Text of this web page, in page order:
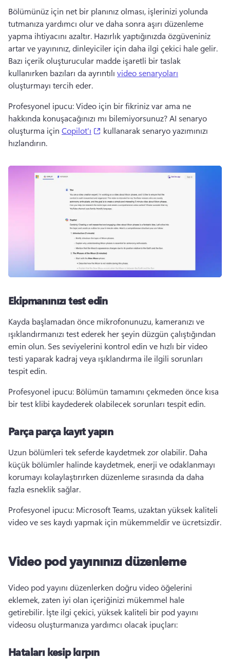
Bölümünüz için net bir planınız olması, işlerinizi yolunda
tutmanıza yardımcı olur ve daha sonra aşırı düzenleme
yapma ihtiyacını azaltır. Hazırlık yaptığınızda özgüveniniz
Bazı içerik oluşturucular madde işaretli bir taslak
kullanırken bazıları da ayrıntılı video senaryoları
oluşturmayı tercih eder.
Profesyonel ipucu: Video için bir fikriniz var ama ne
hakkında konuşacağınızı mı bilemiyorsunuz? AI senaryo
oluşturma için Copilot'ı (opens in a new tab)
kullanarak senaryo yazımınızı
hızlandırın.
Ekipmanınızı test edin
Kayda başlamadan önce mikrofonunuzu, kameranızı ve
ışıklandırmanızı test ederek her şeyin düzgün çalıştığından
emin olun. Ses seviyelerini kontrol edin ve hızlı bir video
testi yaparak kadraj veya ışıklandırma ile ilgili sorunları
tespit edin.
Profesyonel ipucu: Bölümün tamamını çekmeden önce kısa
bir test klibi kaydederek olabilecek sorunları tespit edin.
Parça parça kayıt yapın
Uzun bölümleri tek seferde kaydetmek zor olabilir. Daha
küçük bölümler halinde kaydetmek, enerji ve odaklanmayı
korumayı kolaylaştırırken düzenleme sırasında da daha
fazla esneklik sağlar.
Profesyonel ipucu: Microsoft Teams, uzaktan yüksek kaliteli
Video pod yayınınızı düzenleme
Video pod yayını düzenlerken doğru video öğelerini
eklemek, zaten iyi olan içeriğinizi mükemmel hale
getirebilir. İşte ilgi çekici, yüksek kaliteli bir pod yayını
videosu oluşturmanıza yardımcı olacak ipuçları:
Hataları kesip kırpın